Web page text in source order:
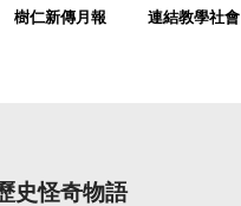
樹仁新傳月報 連結教學社會
史怪奇物語